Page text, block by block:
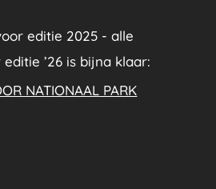
editie 2025 - alle
’26 is bijna klaar:
NATIONAAL PARK